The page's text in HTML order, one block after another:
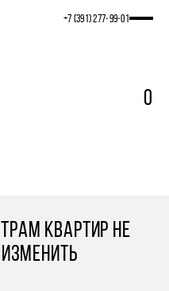
+7 (391) 277‒99‒01
0
КВАРТИР НЕ